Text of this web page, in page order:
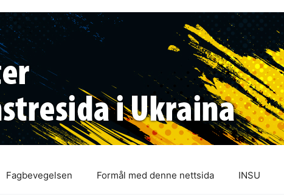
Fagbevegelsen Formål med denne nettsida INSU